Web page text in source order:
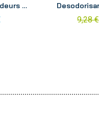
Destructeur d'odeurs surpuissant King aérosol 750ml
9,28 €